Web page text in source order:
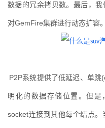
数据的冗余拷贝数。最后，
对GemFire集群进行动态扩容。
P2P系统提供了低延迟、单跳
明化的数据存储位置。但
socket连接到其他每个结点